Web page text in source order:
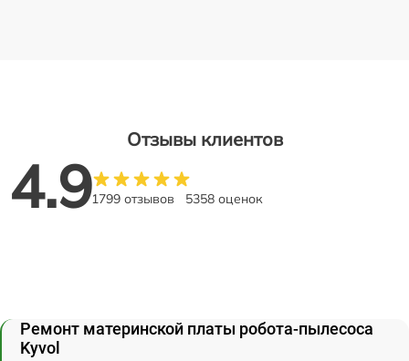
Отзывы клиентов
4.91799 отзывов 5358 оценок
Ремонт материнской платы робота-пылесоса
Kyvol